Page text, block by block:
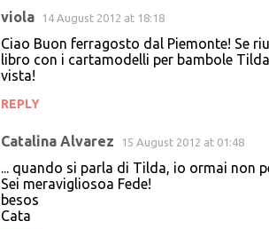
viola 14 August 2012 at 18:18
Ciao Buon ferragosto dal Piemonte! Se
libro con i cartamodelli per bambole
vista!
REPLY
Catalina Alvarez 15 August 2012 at 01:48
... quando si parla di Tilda, io ormai non
Sei meravigliosoa Fede!
besos
Cata